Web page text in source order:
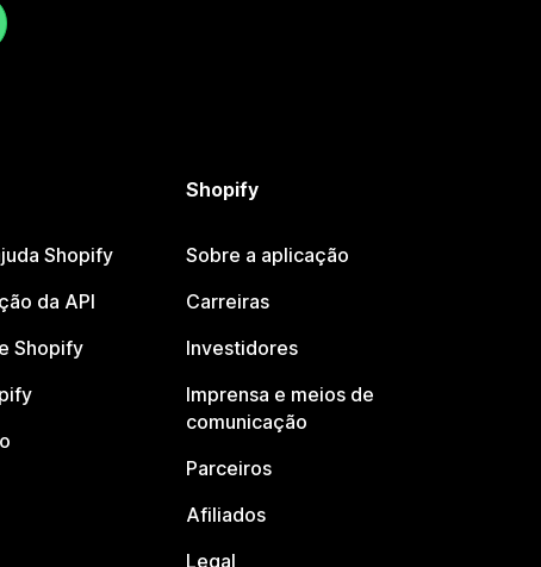
Shopify
da API
Shopify
Shopify
Sobre a aplicação
Carreiras
Investidores
Imprensa e meios de
comunicação
Parceiros
Afiliados
Legal